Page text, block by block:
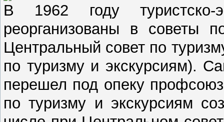
В 1962 году туристско-
реорганизованы в советы
Центральный совет по
по туризму и экскурсиям).
перешел под опеку
по туризму и экскурсиям